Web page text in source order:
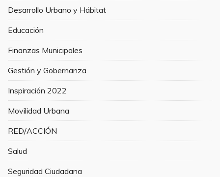
Desarrollo Urbano y Hábitat
Educación
Finanzas Municipales
Gestión y Gobernanza
Inspiración 2022
Movilidad Urbana
RED/ACCIÓN
Salud
Seguridad Ciudadana